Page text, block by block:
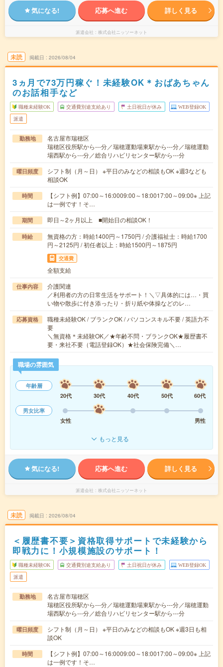
気になる! 応募へ進む 詳しく見る
派遣会社 株式会社ニッソーネット
未読 掲載日 2026/08/04
3ヵ月で73万円稼ぐ！未経験OK＊おばあちゃん
のお話相手など
職種未経験OK 交通費別途支給あり 土日祝日が休み WEB登録OK
派遣
勤務地
名古屋市瑞穂区
瑞穂区役所駅から---分／瑞穂運動場東駅から---分／瑞穂運動
場西駅から---分／総合リハビリセンター駅から---分
曜日頻度
シフト制（月～日） ※平日のみなどの相談もOK ※週3なども
相談OK
時間
【シフト例】07:00～16:0009:00～18:0017:00～09:00※ 上記
は一例です！そ…
期間 即日～2ヶ月以上 ■開始日の相談OK！
時給
無資格の方：時給1400円～1750円 / 介護福祉士：時給1700
円～2125円 / 初任者以上：時給1500円～1875円
交通費
全額支給
仕事内容
介護関連
／利用者の方の日常生活をサポート！＼▽具体的には…・買
い物や散歩に付き添ったり・折り紙や体操などのレ…
応募資格
職種未経験OK / ブランクOK / パソコンスキル不要 / 英語力不
要
＼無資格＊未経験OK／★年齢不問・ブランクOK★履歴書不
要・来社不要（電話登録OK）★社会保険完備＼…
職場の雰囲気
年齢層
20代
30代 40代 50代
60代
男女比率
女性
男性
もっと見る
気になる! 応募へ進む 詳しく見る
派遣会社 株式会社ニッソーネット
未読 掲載日 2026/08/04
＜履歴書不要＞資格取得サポートで未経験から
即戦力に！小規模施設のサポート！
職種未経験OK 交通費別途支給あり 土日祝日が休み WEB登録OK
派遣
勤務地
名古屋市瑞穂区
瑞穂区役所駅から---分／瑞穂運動場東駅から---分／瑞穂運動
場西駅から---分／総合リハビリセンター駅から---分
曜日頻度
シフト制（月～日） ※平日のみなどの相談もOK ※週3日も相
談OK
時間
【シフト例】07:00～16:0009:00～18:0017:00～09:00※ 上記
は一例です！そ…